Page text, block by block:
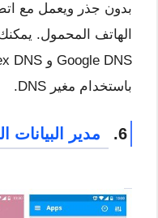
باستخدام مغير DNS.
6. مدير